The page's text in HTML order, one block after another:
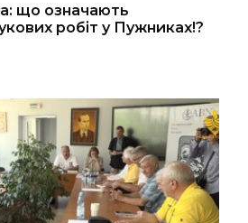
що означають
робіт у Пужниках!?